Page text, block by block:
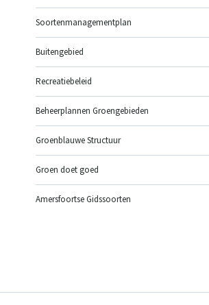
Soortenmanagementplan
Buitengebied
Recreatiebeleid
Beheerplannen Groengebieden
Groenblauwe Structuur
Groen doet goed
Amersfoortse Gidssoorten